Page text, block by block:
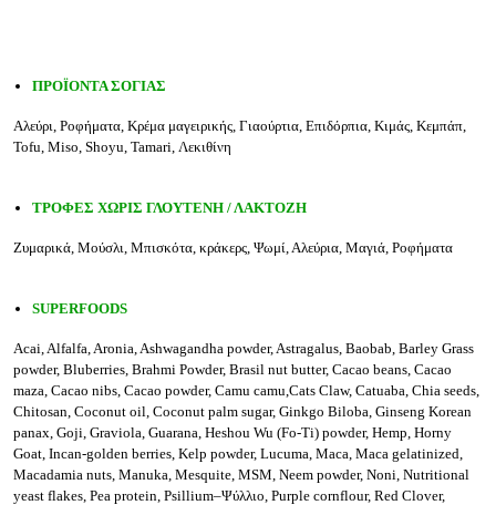
ΠΡΟΪΟΝΤΑ ΣΟΓΙΑΣ
Αλεύρι, Ροφήματα, Κρέμα μαγειρικής, Γιαούρτια, Επιδόρπια, Κιμάς, Κεμπάπ,
Tofu, Miso, Shoyu, Tamari, Λεκιθίνη
ΤΡΟΦΕΣ ΧΩΡΙΣ ΓΛΟΥΤΕΝΗ / ΛΑΚΤΟΖΗ
Ζυμαρικά, Μούσλι, Μπισκότα, κράκερς, Ψωμί, Αλεύρια, Μαγιά, Ροφήματα
SUPERFOODS
Acai, Alfalfa, Aronia, Ashwagandha powder, Astragalus, Baobab, Barley Grass
powder, Bluberries, Brahmi Powder, Brasil nut butter, Cacao beans, Cacao
maza, Cacao nibs, Cacao powder, Camu camu,Cats Claw, Catuaba, Chia seeds,
Chitosan, Coconut oil, Coconut palm sugar, Ginkgo Biloba, Ginseng Korean
panax, Goji, Graviola, Guarana, Heshou Wu (Fo-Ti) powder, Hemp, Horny
Goat, Incan-golden berries, Kelp powder, Lucuma, Maca, Maca gelatinized,
Macadamia nuts, Manuka, Mesquite, MSM, Neem powder, Noni, Nutritional
yeast flakes, Pea protein, Psillium–Ψύλλιο, Purple cornflour, Red Clover,